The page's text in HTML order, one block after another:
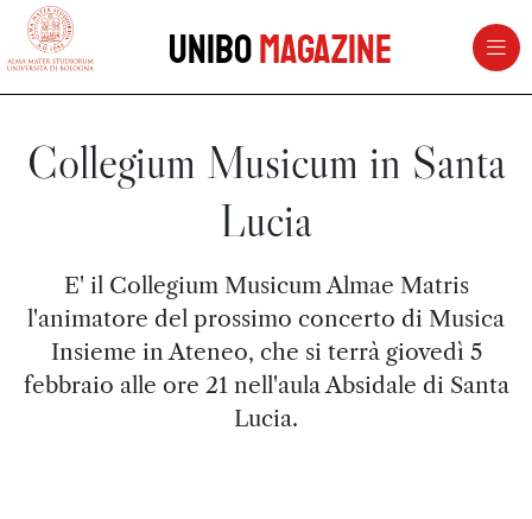
vai al contenuto della pagina
UniboMagazine
Collegium Musicum in Santa
Lucia
E' il Collegium Musicum Almae Matris
l'animatore del prossimo concerto di Musica
Insieme in Ateneo, che si terrà giovedì 5
febbraio alle ore 21 nell'aula Absidale di Santa
Lucia.